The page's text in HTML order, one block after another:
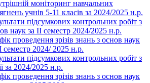
моніторинг навчальних
учнів 5-11 класів за 2024/2025 н.р.
підсумкових контрольних робіт з
наук за ІІ семестр 2024/2025 н.р.
проведення зрізів знань з основ наук
семестр 2024/ 2025 н.р.
підсумкових контрольних робіт з
за 2024/2025 н.р.
проведення зрізів знань з основ наук